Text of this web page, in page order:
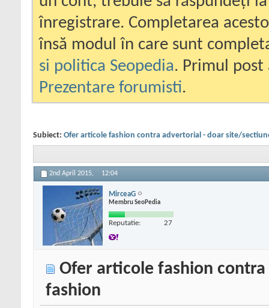
înregistrare. Completarea
însă modul în care sunt
si politica Seopedia. Primul
Prezentare forumisti.
Subiect: Ofer articole fashion contra advertorial - doar site/
2nd April 2015, 12:04
MirceaG
Membru SeoPedia
Reputatie: 27
Ofer articole fashion
fashion